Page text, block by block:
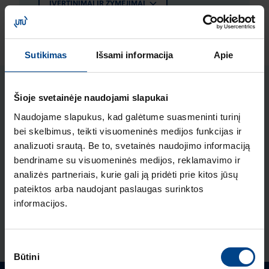
Sutikimas Išsami informacija Apie
Šioje svetainėje naudojami slapukai
Naudojame slapukus, kad galėtume suasmeninti turinį
bei skelbimus, teikti visuomeninės medijos funkcijas ir
analizuoti srautą. Be to, svetainės naudojimo informaciją
bendriname su visuomeninės medijos, reklamavimo ir
analizės partneriais, kurie gali ją pridėti prie kitos jūsų
pateiktos arba naudojant paslaugas surinktos
informacijos.
pasirinkimas
Būtini
ĮVERTINIMAI IR ŽYMĖJIMAI
Susiję produktai
Komunikacijos modulis Modbus RTU
h3+ Energy
Produkto kodas: HTC310H
Komunikacijos modulis Modbus